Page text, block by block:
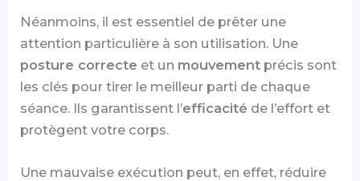
Néanmoins, il est essentiel de prêter une
attention particulière à son utilisation. Une
posture correcte et un mouvement précis sont
les clés pour tirer le meilleur parti de chaque
séance. Ils garantissent l’efficacité de l’effort et
protègent votre corps.
Une mauvaise exécution peut, en effet, réduire